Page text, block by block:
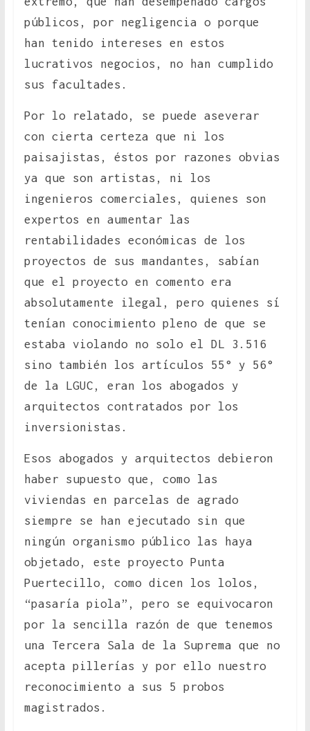
públicos, por negligencia o porque
han tenido intereses en estos
lucrativos negocios, no han cumplido
sus facultades.
Por lo relatado, se puede aseverar
con cierta certeza que ni los
paisajistas, éstos por razones obvias
ya que son artistas, ni los
ingenieros comerciales, quienes son
expertos en aumentar las
rentabilidades económicas de los
proyectos de sus mandantes, sabían
que el proyecto en comento era
absolutamente ilegal, pero quienes sí
tenían conocimiento pleno de que se
estaba violando no solo el DL 3.516
sino también los artículos 55° y 56°
de la LGUC, eran los abogados y
arquitectos contratados por los
inversionistas.
Esos abogados y arquitectos debieron
haber supuesto que, como las
viviendas en parcelas de agrado
siempre se han ejecutado sin que
ningún organismo público las haya
objetado, este proyecto Punta
Puertecillo, como dicen los lolos,
“pasaría piola”, pero se equivocaron
por la sencilla razón de que tenemos
una Tercera Sala de la Suprema que no
acepta pillerías y por ello nuestro
reconocimiento a sus 5 probos
magistrados.